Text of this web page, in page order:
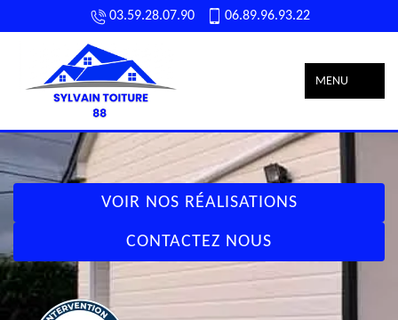
03.59.28.07.90 06.89.96.93.22
MENU
VOIR NOS RÉALISATIONS
CONTACTEZ NOUS